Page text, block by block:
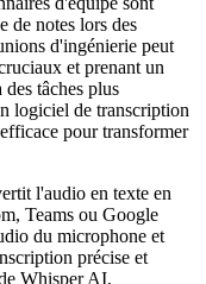
de notes lors des
d'ingénierie peut
et prenant un
tâches plus
logiciel de transcription
pour transformer
l'audio en texte en
Teams ou Google
du microphone et
précise et
Whisper AI,